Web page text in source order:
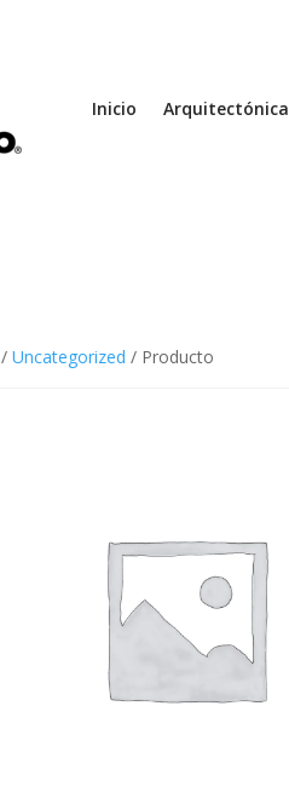
Inicio Arquitectónica
/Uncategorized / Producto